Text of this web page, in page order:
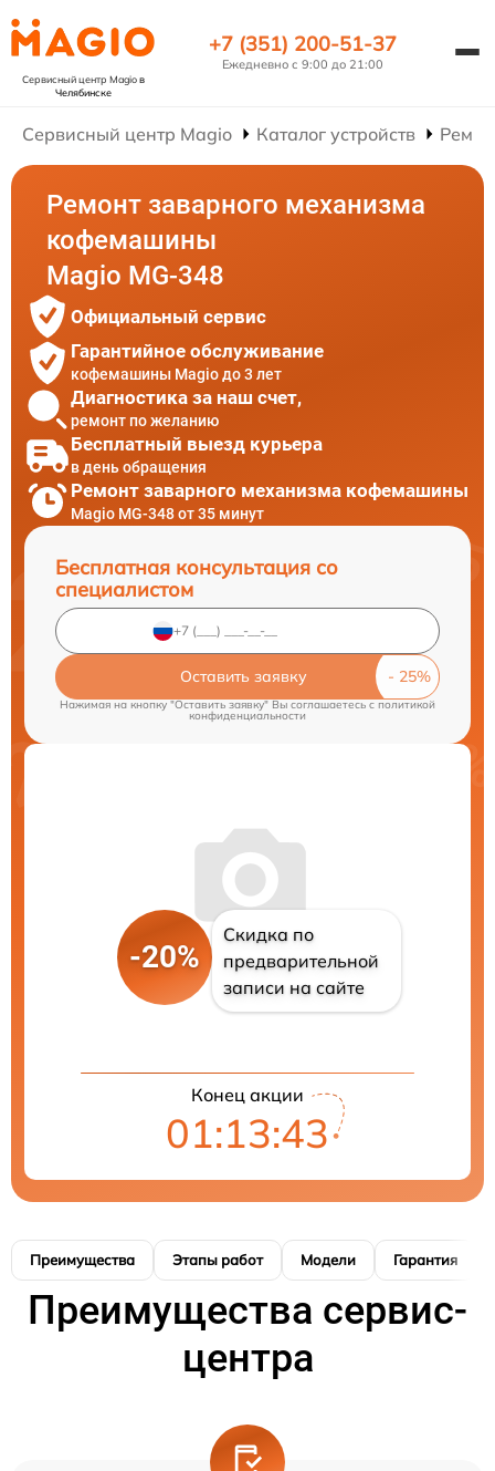
Сервисный центр Magioв
Челябинске
+7 (351) 200-51-37
Ежедневно с 9:00 до 21:00
Сервисный центр Magio Каталог устройств
Ремонт заварного механизма
кофемашины
Magio MG-348
Официальный сервис
Гарантийное обслуживание
кофемашины Magio до 3 лет
Диагностика за наш счет,
ремонт по желанию
Бесплатный выезд курьера
в день обращения
Ремонт заварного механизма кофемашины
Magio MG-348 от 35 минут
Бесплатная консультация со
специалистом
Оставить заявку
Нажимая на кнопку "Оставить заявку" Вы соглашаетесь cполитикой
конфиденциальности
-20%
Скидка по
предварительной
записи на сайте
Конец акции
01:13:43
Преимущества Этапы работ Модели Гарантия
Преимущества сервис-
центра